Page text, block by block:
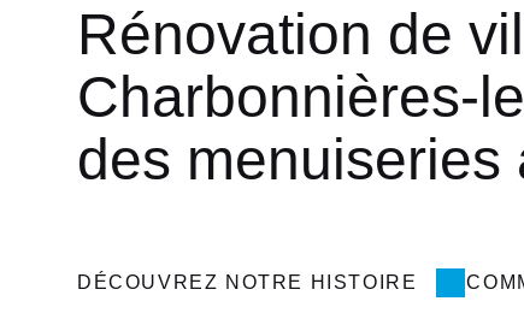
Rénovation de
Charbonnières-
des menuiseries
DÉCOUVREZ NOTRE HISTOIRE